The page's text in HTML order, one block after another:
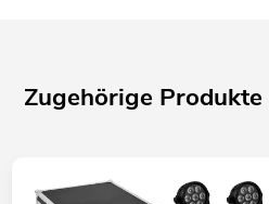
Zugehörige Produkte